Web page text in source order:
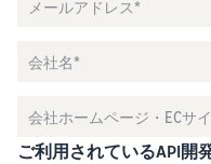
ご利用されているAPI開